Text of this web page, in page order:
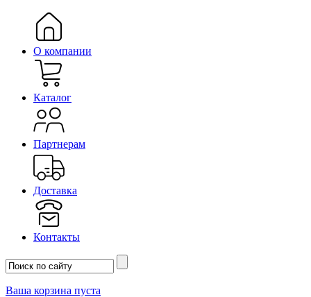
О компании
Каталог
Партнерам
Доставка
Контакты
Ваша корзина пуста